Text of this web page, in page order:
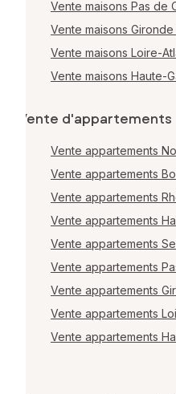
Vente maisons Pas de
Vente maisons Gironde
Vente maisons Loire-
Vente maisons Haute-
Vente d'appartements
Vente appartements
Vente appartements
Vente appartements
Vente appartements
Vente appartements
Vente appartements
Vente appartements
Vente appartements
Vente appartements